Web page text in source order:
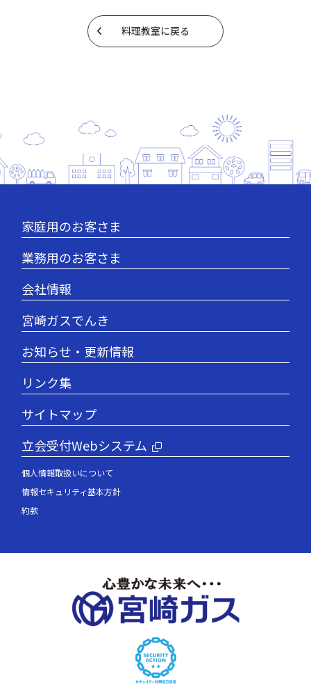
料理教室に戻る
家庭用のお客さま
業務用のお客さま
会社情報
宮崎ガスでんき
お知らせ・更新情報
リンク集
サイトマップ
立会受付Webシステム
個人情報取扱いについて
情報セキュリティ基本方針
約款